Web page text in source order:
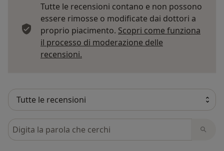
Tutte le recensioni contano e non possono
essere rimosse o modificate dai dottori a
proprio piacimento. Scopri come funziona
il processo di moderazione delle
recensioni.
Cerca nelle recensioni